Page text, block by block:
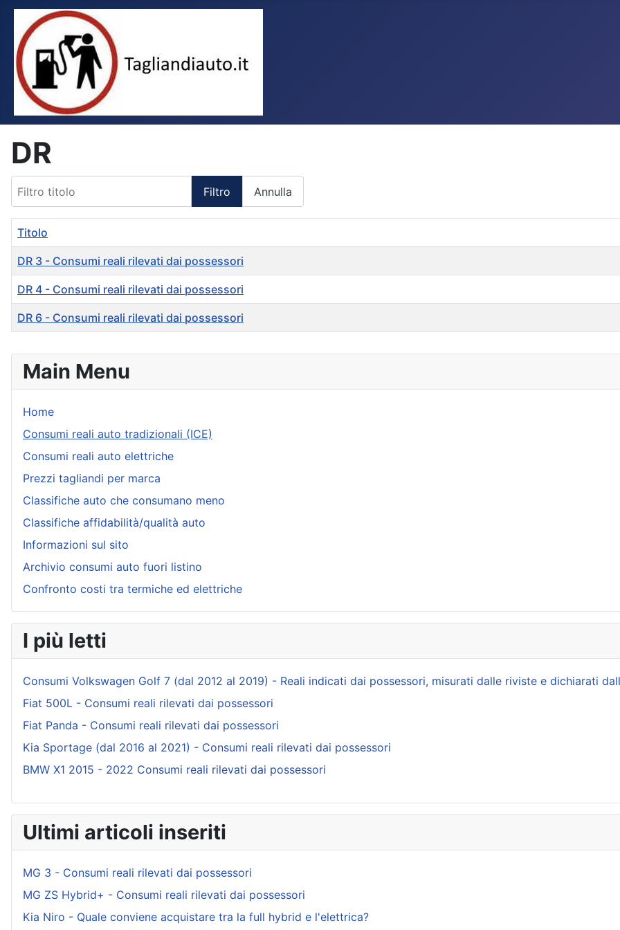
Main Menu
Home
Consumi reali auto tradizionali (ICE)
Consumi reali auto elettriche
Prezzi tagliandi per marca
Classifiche auto che consumano meno
Classifiche affidabilità/qualità auto
Informazioni sul sito
Archivio consumi auto fuori listino
Confronto costi tra termiche ed elettriche
I più letti
Consumi Volkswagen Golf 7 (dal 2012 al 2019) - Reali indicati dai possessori, misurati dalle riviste e dichiarati
Fiat 500L - Consumi reali rilevati dai possessori
Fiat Panda - Consumi reali rilevati dai possessori
Kia Sportage (dal 2016 al 2021) - Consumi reali rilevati dai possessori
BMW X1 2015 - 2022 Consumi reali rilevati dai possessori
Ultimi articoli inseriti
MG 3 - Consumi reali rilevati dai possessori
MG ZS Hybrid+ - Consumi reali rilevati dai possessori
Kia Niro - Quale conviene acquistare tra la full hybrid e l'elettrica?
DR
Filtro Annulla
Titolo
DR 3 - Consumi reali rilevati dai possessori
DR 4 - Consumi reali rilevati dai possessori
DR 6 - Consumi reali rilevati dai possessori